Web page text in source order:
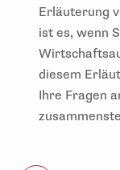
Erläuterung
ist es, wenn
diesem
Ihre Fragen